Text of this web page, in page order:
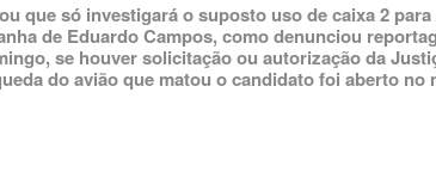
que só investigará o suposto uso de caixa 2 para
de Eduardo Campos, como denunciou
se houver solicitação ou autorização da
do avião que matou o candidato foi aberto no